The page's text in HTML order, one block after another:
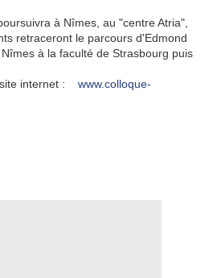
à Nîmes, au "centre Atria",
retraceront le parcours d'Edmond
à la faculté de Strasbourg puis
site internet : www.colloque-